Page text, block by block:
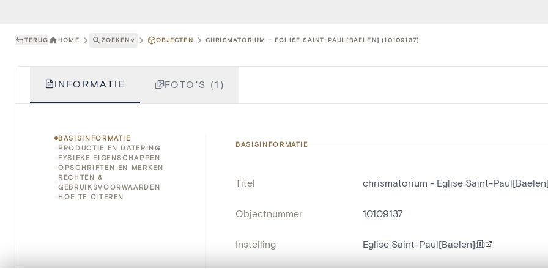
TERUG HOME ZOEKEN ˅ OBJECTEN CHRISMATORIUM - EGLISE SAINT-PAUL[BAELEN] (10109137)
INFORMATIE FOTO'S (1)
BASISINFORMATIE
PRODUCTIE EN DATERING
FYSIEKE EIGENSCHAPPEN
OPSCHRIFTEN EN MERKEN
RECHTEN &
GEBRUIKSVOORWAARDEN
HOE TE CITEREN
BASISINFORMATIE
Titel chrismatorium - Eglise Saint-
Objectnummer 10109137
Instelling Eglise Saint-Paul[Baelen]